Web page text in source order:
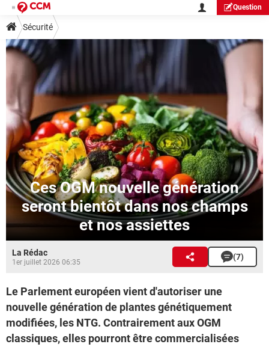
Question
Sécurité
Ces OGM nouvelle génération
seront bientôt dans nos champs
et nos assiettes
La Rédac
1er juillet 2026 06:35
(7)
Le Parlement européen vient d'autoriser une
nouvelle génération de plantes génétiquement
modifiées, les NTG. Contrairement aux OGM
classiques, elles pourront être commercialisées